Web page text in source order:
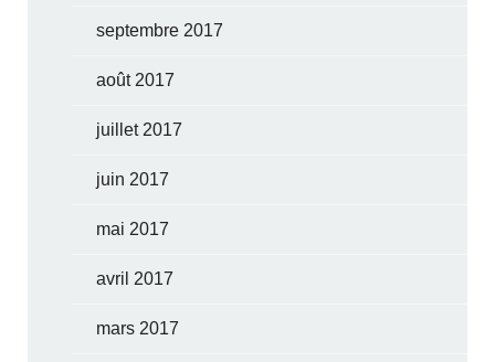
septembre 2017
août 2017
juillet 2017
juin 2017
mai 2017
avril 2017
mars 2017